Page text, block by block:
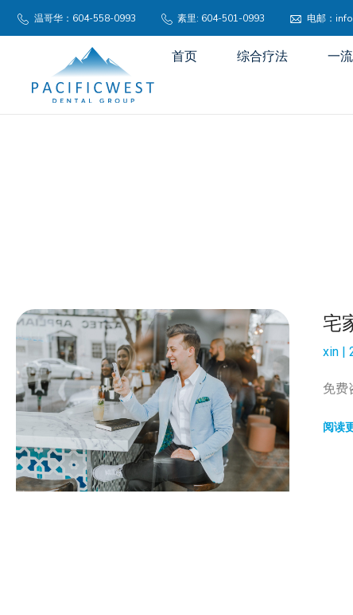
温哥华：604-558-0993 素里: 604-501-0993 电邮：
首页 综合疗法 一
宅
xin
免费
阅读